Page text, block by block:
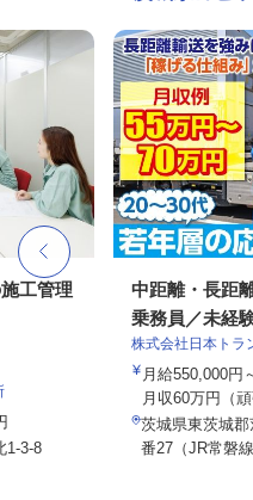
工管理
1-3-8
中距離・長距
乗務員／未経
株式会社日本トラ
月給550,000
月収60万円（頑
茨城県東茨城
番27（JR常磐